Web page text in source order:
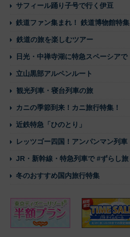
サフィール踊り子号で行く伊豆
鉄道ファン集まれ！ 鉄道博物館特集
鉄道の旅を楽しむツアー
日光・中禅寺湖に特急スペーシアで
立山黒部アルペンルート
観光列車・寝台列車の旅
カニの季節到来！カニ旅行特集！
近鉄特急「ひのとり」
レッツゴー四国！アンパンマン列車
JR・新幹線・特急列車で #ずらし旅
冬のおすすめ国内旅行特集